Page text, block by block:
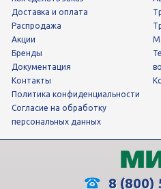
Доставка и оплата
Распродажа
Акции
Бренды
Документация
Контакты
теплообменники и
Политика конфиденциальности
Согласие на обработку
персональных данных
8 (800)